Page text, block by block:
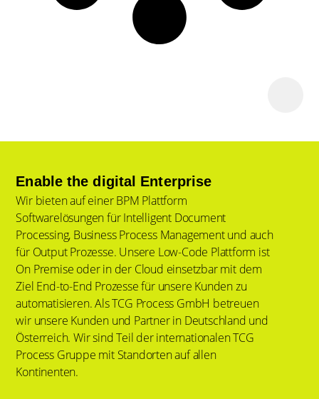
Enable the digital Enterprise
Wir bieten auf einer BPM Plattform
Softwarelösungen für Intelligent Document
Processing, Business Process Management und auch
für Output Prozesse. Unsere Low-Code Plattform ist
On Premise oder in der Cloud einsetzbar mit dem
Ziel End-to-End Prozesse für unsere Kunden zu
automatisieren. Als TCG Process GmbH betreuen
wir unsere Kunden und Partner in Deutschland und
Österreich. Wir sind Teil der internationalen TCG
Process Gruppe mit Standorten auf allen
Kontinenten.